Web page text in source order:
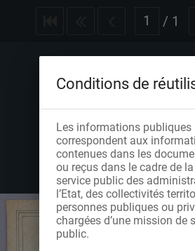
/ 1
Conditions de
Les informations publiques
correspondent aux
contenues dans les
ou reçus dans le cadre de
service public des
l’Etat, des collectivités
personnes publiques ou
chargées d’une mission de
public.